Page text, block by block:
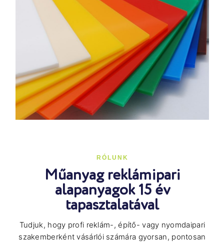
RÓLUNK
Műanyag reklámipari
alapanyagok 15 év
tapasztalatával
Tudjuk, hogy profi reklám-, építő- vagy nyomdaipari
szakemberként vásárlói számára gyorsan, pontosan